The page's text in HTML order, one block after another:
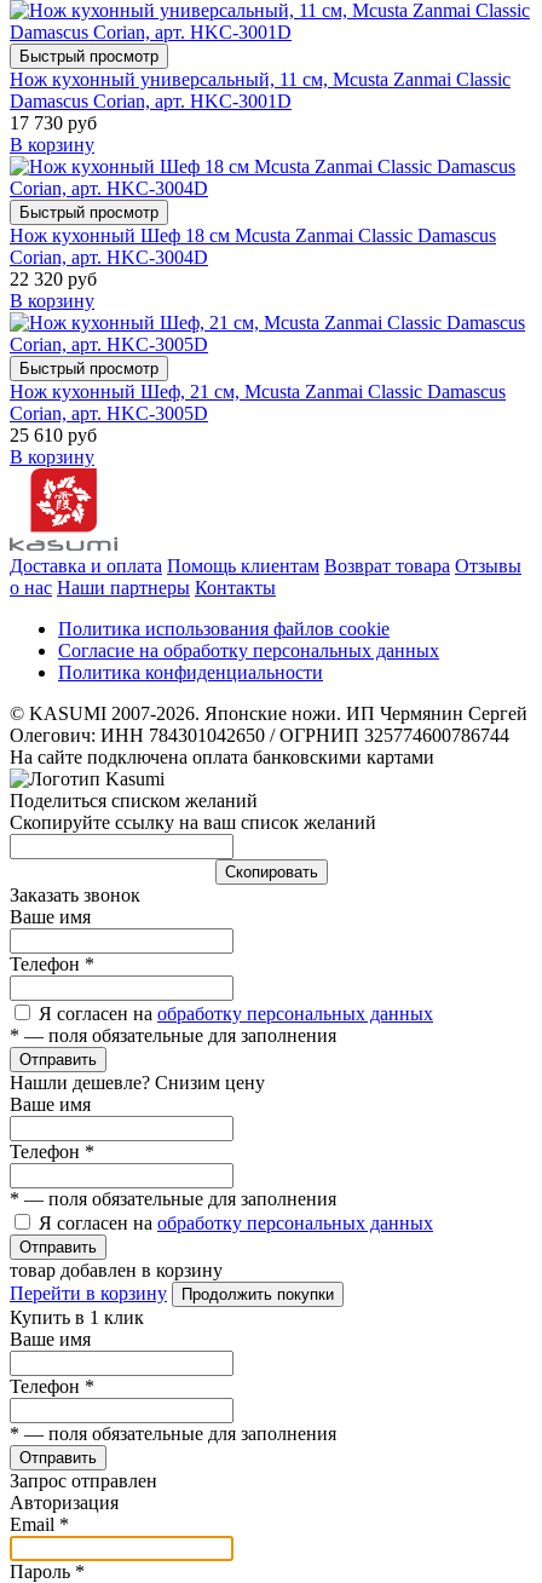
Быстрый просмотр
Нож кухонный универсальный, 11 см, Mcusta Zanmai Classic
Damascus Corian, арт. HKC-3001D
17 730 руб
В корзину
Быстрый просмотр
Нож кухонный Шеф 18 см Mcusta Zanmai Classic Damascus
Corian, арт. HKC-3004D
22 320 руб
В корзину
Быстрый просмотр
Нож кухонный Шеф, 21 см, Mcusta Zanmai Classic Damascus
Corian, арт. HKC-3005D
25 610 руб
В корзину
Доставка и оплата Помощь клиентам Возврат товара Отзывы
о нас Наши партнеры Контакты
Политика использования файлов cookie
Согласие на обработку персональных данных
Политика конфиденциальности
© KASUMI 2007-2026. Японские ножи. ИП Чермянин Сергей
Олегович: ИНН 784301042650 / ОГРНИП 325774600786744
На сайте подключена оплата банковскими картами
Поделиться списком желаний
Скопируйте ссылку на ваш список желаний
Cкопировать
Заказать звонок
Ваше имя
Телефон *
Я согласен на обработку персональных данных
* — поля обязательные для заполнения
Отправить
Нашли дешевле? Снизим цену
Ваше имя
Телефон *
* — поля обязательные для заполнения
Я согласен на обработку персональных данных
Отправить
товар добавлен в корзину
Перейти в корзину
Продолжить покупки
Купить в 1 клик
Ваше имя
Телефон *
* — поля обязательные для заполнения
Отправить
Запрос отправлен
Авторизация
Email *
Пароль *